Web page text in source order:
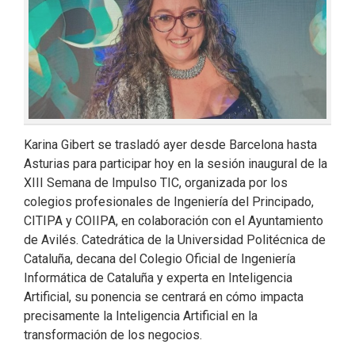
Karina Gibert se trasladó ayer desde Barcelona hasta
Asturias para participar hoy en la sesión inaugural de la
XIII Semana de Impulso TIC, organizada por los
colegios profesionales de Ingeniería del Principado,
CITIPA y COIIPA, en colaboración con el Ayuntamiento
de Avilés. Catedrática de la Universidad Politécnica de
Cataluña, decana del Colegio Oficial de Ingeniería
Informática de Cataluña y experta en Inteligencia
Artificial, su ponencia se centrará en cómo impacta
precisamente la Inteligencia Artificial en la
transformación de los negocios.